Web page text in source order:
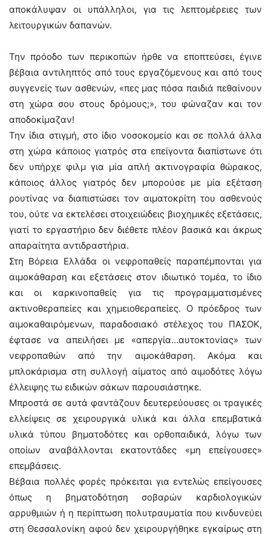
αποκάλυψαν οι υπάλληλοι, για τις λεπτομέρειες των
λειτουργικών δαπανών.
Την πρόοδο των περικοπών ήρθε να εποπτεύσει, έγινε
βέβαια αντιληπτός από τους εργαζόμενους και από τους
συγγενείς των ασθενών, «πες μας πόσα παιδιά πεθαίνουν
στη χώρα σου στους δρόμους;», του φώναζαν και τον
αποδοκίμαζαν!
Την ίδια στιγμή, στο ίδιο νοσοκομείο και σε πολλά άλλα
στη χώρα κάποιος γιατρός στα επείγοντα διαπίστωνε ότι
δεν υπήρχε φιλμ για μία απλή ακτινογραφία θώρακος,
κάποιος άλλος γιατρός δεν μπορούσε με μία εξέταση
ρουτίνας να διαπιστώσει τον αιματοκρίτη του ασθενούς
του, ούτε να εκτελέσει στοιχειώδεις βιοχημικές εξετάσεις,
γιατί το εργαστήριο δεν διέθετε πλέον βασικά και άκρως
απαραίτητα αντιδραστήρια.
Στη Βόρεια Ελλάδα οι νεφροπαθείς παραπέμπονται για
αιμοκάθαρση και εξετάσεις στον ιδιωτικό τομέα, το ίδιο
και οι καρκινοπαθείς για τις προγραμματισμένες
ακτινοθεραπείες και χημειοθεραπείες. Ο πρόεδρος των
αιμοκαθαιρόμενων, παραδοσιακό στέλεχος του ΠΑΣΟΚ,
έφτασε να απειλήσει με «απεργία…αυτοκτονίας» των
νεφροπαθών από την αιμοκάθαρση. Ακόμα και
μπλοκάρισμα στη συλλογή αίματος από αιμοδότες λόγω
έλλειψης τω ειδικών σάκων παρουσιάστηκε.
Μπροστά σε αυτά φαντάζουν δευτερεύουσες οι τραγικές
ελλείψεις σε χειρουργικά υλικά και άλλα επεμβατικά
υλικά τύπου βηματοδότες και ορθοπαιδικά, λόγω των
οποίων αναβάλλονται εκατοντάδες «μη επείγουσες»
επεμβάσεις.
Βέβαια πολλές φορές πρόκειται για εντελώς επείγουσες
όπως η βηματοδότηση σοβαρών καρδιολογικών
αρρυθμιών ή η περίπτωση πολυτραυματία που κινδυνεύει
στη Θεσσαλονίκη αφού δεν χειρουργήθηκε εγκαίρως στη